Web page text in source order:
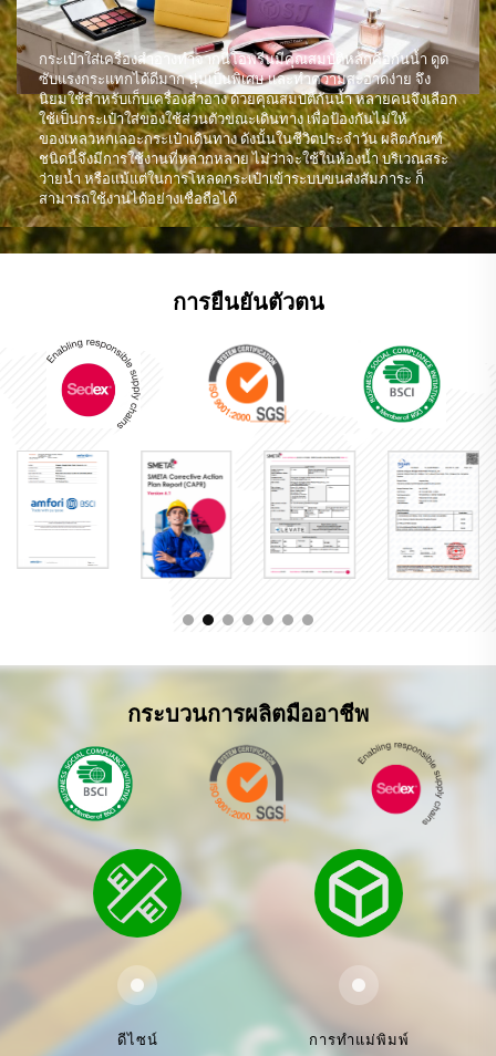
กระเป๋าใส่เครื่องสำอางทำจากนีโอพรีนมีคุณสมบัติหลักคือกันน้ำ ดูด
ซับแรงกระแทกได้ดีมาก นุ่มเป็นพิเศษ และทำความสะอาดง่าย จึง
นิยมใช้สำหรับเก็บเครื่องสำอาง ด้วยคุณสมบัติกันน้ำ หลายคนจึงเลือก
ใช้เป็นกระเป๋าใส่ของใช้ส่วนตัวขณะเดินทาง เพื่อป้องกันไม่ให้
ของเหลวหกเลอะกระเป๋าเดินทาง ดังนั้นในชีวิตประจำวัน ผลิตภัณฑ์
ชนิดนี้จึงมีการใช้งานที่หลากหลาย ไม่ว่าจะใช้ในห้องน้ำ บริเวณสระ
ว่ายน้ำ หรือแม้แต่ในการโหลดกระเป๋าเข้าระบบขนส่งสัมภาระ ก็
สามารถใช้งานได้อย่างเชื่อถือได้
การยืนยันตัวตน
กระบวนการผลิตมืออาชีพ
ดีไซน์ การทำแม่พิมพ์